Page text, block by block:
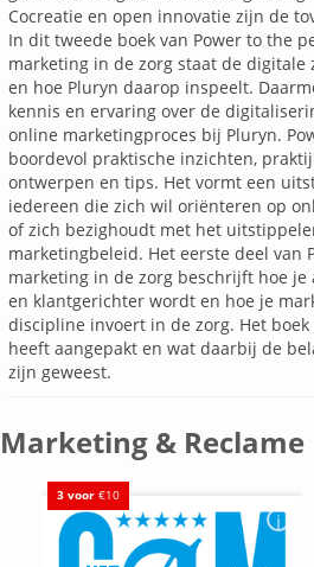
Cocreatie en open innovatie zijn de
In dit tweede boek van Power to the
marketing in de zorg staat de digitale
en hoe Pluryn daarop inspeelt.
kennis en ervaring over de
online marketingproces bij Pluryn.
boordevol praktische inzichten,
ontwerpen en tips. Het vormt een
iedereen die zich wil oriënteren op
of zich bezighoudt met het
marketingbeleid. Het eerste deel van
marketing in de zorg beschrijft hoe je
en klantgerichter wordt en hoe je
discipline invoert in de zorg. Het
heeft aangepakt en wat daarbij de
zijn geweest.
Marketing & Reclame
3 voor €10